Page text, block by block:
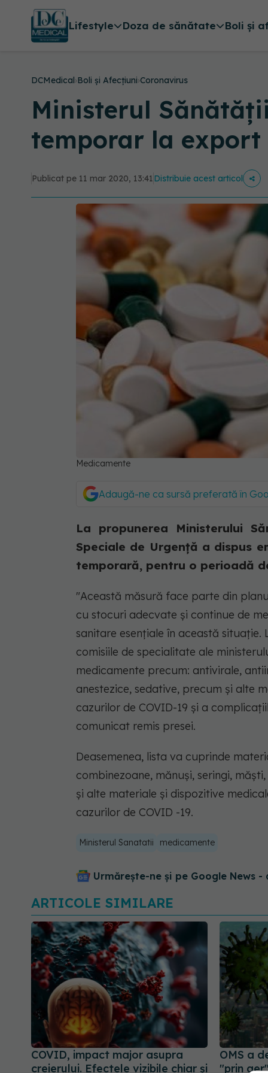
Lifestyle Doza de sănătate Boli și
DCMedical›Boli și Afecțiuni›Coronavirus
Ministerul
temporar la export
Publicat pe 11 mar 2020, 13:41Distribuie acest articol
Medicamente
Adaugă-ne ca sursă preferată în
La propunerea Ministerului
Speciale de Urgență a dispus
temporară, pentru o perioadă
"Această măsură face parte din
cu stocuri adecvate și continue de
sanitare esențiale în această
comisiile de specialitate ale
medicamente precum: antivirale,
anestezice, sedative, precum și alte
cazurilor de COVID-19 și a
comunicat remis presei.
Deasemenea, lista va cuprinde
combinezoane, mănuși, seringi,
și alte materiale și dispozitive
cazurilor de COVID -19.
Ministerul Sanatatii medicamente
Urmărește-ne și pe Google News -
ARTICOLE SIMILARE
COVID, impact major asupra
creierului. Efectele vizibile chiar și
OMS a
"prin